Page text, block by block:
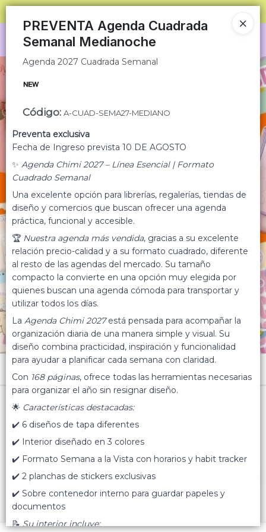
Agenda 2027 Cuadrada Semanal
PREVENTA Agenda Cuadrada
Semanal Medianoche
Agenda 2027 Cuadrada Semanal
Código: A-CUAD-SEMA27-MEDIANO
Preventa exclusiva
Fecha de Ingreso prevista 10 DE AGOSTO
✨ Agenda Chimi 2027 – Línea Esencial | Formato
Cuadrado Semanal
Una excelente opción para librerías, regalerías, tiendas de
diseño y comercios que buscan ofrecer una agenda
práctica, funcional y accesible.
🏆 Nuestra agenda más vendida, gracias a su excelente
relación precio-calidad y a su formato cuadrado, diferente
al resto de las agendas del mercado. Su tamaño
compacto la convierte en una opción muy elegida por
quienes buscan una agenda cómoda para transportar y
utilizar todos los días.
La Agenda Chimi 2027está pensada para acompañar la
organización diaria de una manera simple y visual. Su
diseño combina practicidad, inspiración y funcionalidad
para ayudar a planificar cada semana con claridad.
Con 168 páginas, ofrece todas las herramientas necesarias
para organizar el año sin resignar diseño.
🌟 Características destacadas:
✔️ 6 diseños de tapa diferentes
✔️ Interior diseñado en 3 colores
✔️ Formato Semana a la Vista con horarios y habit tracker
✔️ 2 planchas de stickers exclusivas
✔️ Sobre contenedor interno para guardar papeles y
documentos
📝Su interior incluye:
Ingresar a la Tienda
CONDICIONES COMERCIALES
MINORISTA
CONTACTO
Agenda 2027 Cuadrada Semanal
Lista vacía